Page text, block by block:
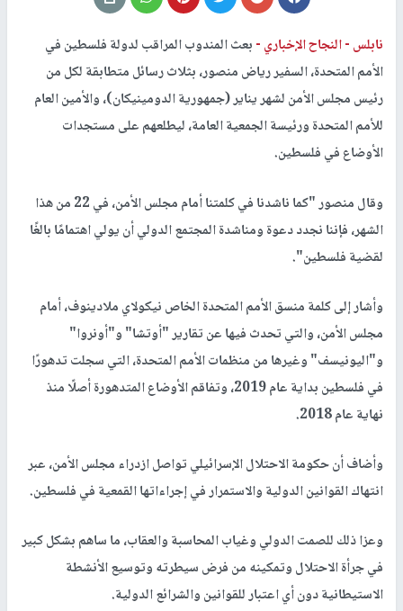
نابلس -النجاح الإخباري -بعث المندوب المراقب لدولة فلسطين في
الأمم المتحدة، السفير رياض منصور، بثلاث رسائل متطابقة لكل من
رئيس مجلس الأمن لشهر يناير (جمهورية الدومينيكان)، والأمين العام
للأمم المتحدة ورئيسة الجمعية العامة، ليطلعهم على مستجدات
الأوضاع في فلسطين.
وقال منصور "كما ناشدنا في كلمتنا أمام مجلس الأمن، في 22 من هذا
الشهر، فإننا نجدد دعوة ومناشدة المجتمع الدولي أن يولي اهتمامًا بالغًا
لقضية فلسطين".
وأشار إلى كلمة منسق الأمم المتحدة الخاص نيكولاي ملادينوف، أمام
مجلس الأمن، والتي تحدث فيها عن تقارير "أوتشا" و"أونروا"
و"اليونيسف" وغيرها من منظمات الأمم المتحدة، التي سجلت تدهورًا
في فلسطين بداية عام 2019، وتفاقم الأوضاع المتدهورة أصلًا منذ
نهاية عام 2018.
وأضاف أن حكومة الاحتلال الإسرائيلي تواصل ازدراء مجلس الأمن، عبر
انتهاك القوانين الدولية والاستمرار في إجراءاتها القمعية في فلسطين.
وعزا ذلك للصمت الدولي وغياب المحاسبة والعقاب، ما ساهم بشكل كبير
في جرأة الاحتلال وتمكينه من فرض سيطرته وتوسيع الأنشطة
الاستيطانية دون أي اعتبار للقوانين والشرائع الدولية.